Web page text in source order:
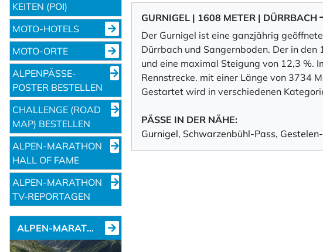
KEITEN (POI)
MOTO-HOTELS
MOTO-ORTE
ALPENPÄSSE-
POSTER BESTELLEN
CHALLENGE (ROAD
MAP) BESTELLEN
ALPEN-MARATHON
HALL OF FAME
ALPEN-MARATHON
TV‑REPORTAGEN
ALPEN-MARATHON NEWS
GURNIGEL | 1608 METER | DÜRRBACH
Der Gurnigel ist eine ganzjährig
Dürrbach und Sangernboden. Der in
und eine maximal Steigung von 12,3 %.
Rennstrecke. mit einer Länge von 3734
Gestartet wird in verschiedenen
PÄSSE IN DER NÄHE:
Gurnigel, Schwarzenbühl-Pass,